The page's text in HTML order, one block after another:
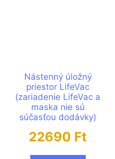
Nástenný úložný
priestor LifeVac
(zariadenie LifeVac a
maska nie sú
súčasťou dodávky)
22690 Ft